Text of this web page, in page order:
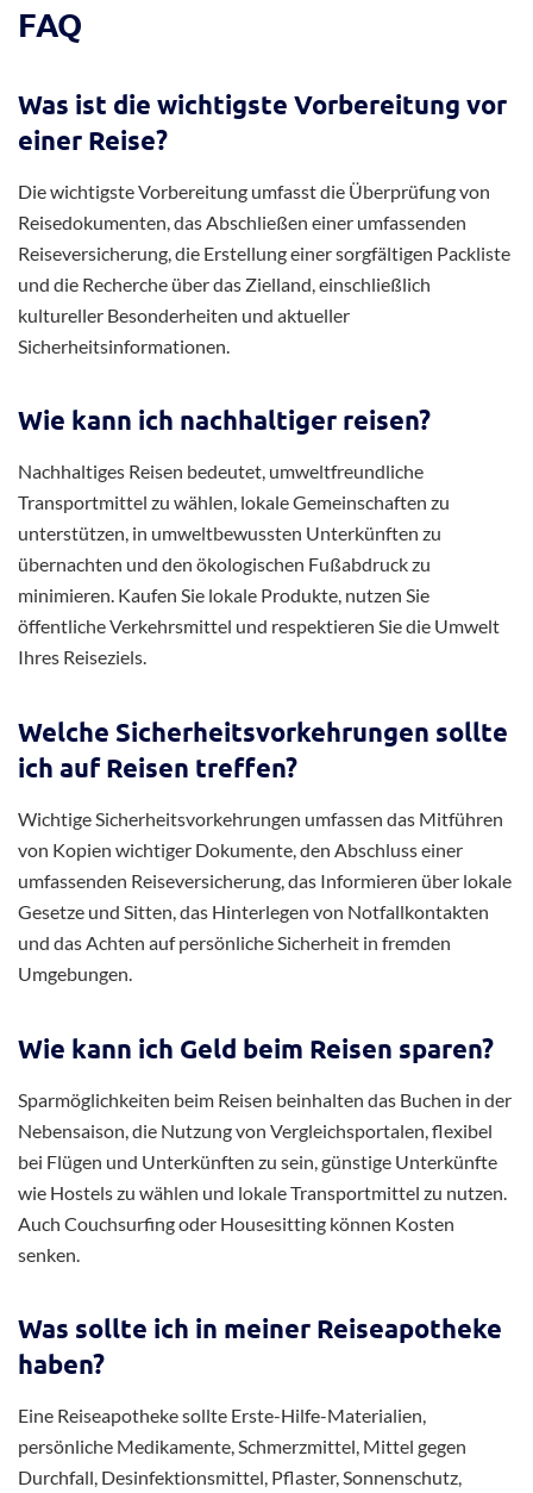
FAQ
Was ist die wichtigste Vorbereitung vor
einer Reise?
Die wichtigste Vorbereitung umfasst die Überprüfung von
Reisedokumenten, das Abschließen einer umfassenden
Reiseversicherung, die Erstellung einer sorgfältigen Packliste
und die Recherche über das Zielland, einschließlich
kultureller Besonderheiten und aktueller
Sicherheitsinformationen.
Wie kann ich nachhaltiger reisen?
Nachhaltiges Reisen bedeutet, umweltfreundliche
Transportmittel zu wählen, lokale Gemeinschaften zu
unterstützen, in umweltbewussten Unterkünften zu
übernachten und den ökologischen Fußabdruck zu
minimieren. Kaufen Sie lokale Produkte, nutzen Sie
öffentliche Verkehrsmittel und respektieren Sie die Umwelt
Ihres Reiseziels.
Welche Sicherheitsvorkehrungen sollte
ich auf Reisen treffen?
Wichtige Sicherheitsvorkehrungen umfassen das Mitführen
von Kopien wichtiger Dokumente, den Abschluss einer
umfassenden Reiseversicherung, das Informieren über lokale
Gesetze und Sitten, das Hinterlegen von Notfallkontakten
und das Achten auf persönliche Sicherheit in fremden
Umgebungen.
Wie kann ich Geld beim Reisen sparen?
Sparmöglichkeiten beim Reisen beinhalten das Buchen in der
Nebensaison, die Nutzung von Vergleichsportalen, flexibel
bei Flügen und Unterkünften zu sein, günstige Unterkünfte
wie Hostels zu wählen und lokale Transportmittel zu nutzen.
Auch Couchsurfing oder Housesitting können Kosten
senken.
Was sollte ich in meiner Reiseapotheke
haben?
Eine Reiseapotheke sollte Erste-Hilfe-Materialien,
persönliche Medikamente, Schmerzmittel, Mittel gegen
Durchfall, Desinfektionsmittel, Pflaster, Sonnenschutz,